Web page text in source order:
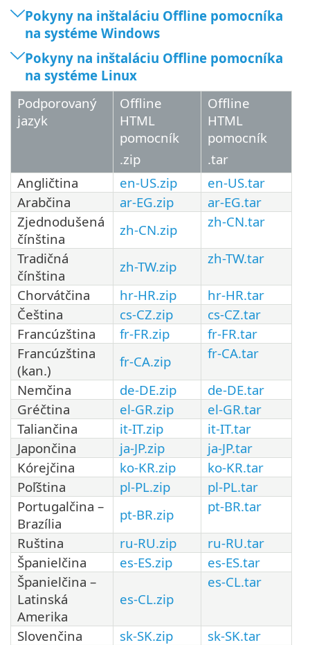
Pokyny na inštaláciu Offline pomocníka
na systéme Windows
Pokyny na inštaláciu Offline pomocníka
na systéme Linux
Podporovaný
jazyk
Offline
HTML
pomocník
.zip
Offline
HTML
pomocník
.tar
Angličtina
en-US.zip
en-US.tar
Arabčina
ar-EG.zip
ar-EG.tar
Zjednodušená
čínština
zh-CN.zip zh-CN.tar
Tradičná
čínština
zh-TW.zip zh-TW.tar
Chorvátčina hr-HR.zip
hr-HR.tar
Čeština
cs-CZ.zip
cs-CZ.tar
Francúzština
fr-FR.zip
fr-FR.tar
Francúzština
(kan.)
fr-CA.zip fr-CA.tar
Nemčina de-DE.zip
de-DE.tar
Gréčtina
el-GR.zip
el-GR.tar
Taliančina
it-IT.zip
it-IT.tar
Japončina
ja-JP.zip
ja-JP.tar
Kórejčina
ko-KR.zip
ko-KR.tar
Poľština
pl-PL.zip
pl-PL.tar
Portugalčina –
Brazília
pt-BR.zip pt-BR.tar
Ruština ru-RU.zip
ru-RU.tar
Španielčina
es-ES.zip
es-ES.tar
Španielčina –
Latinská
Amerika
es-CL.zip
es-CL.tar
Slovenčina sk-SK.zip
sk-SK.tar